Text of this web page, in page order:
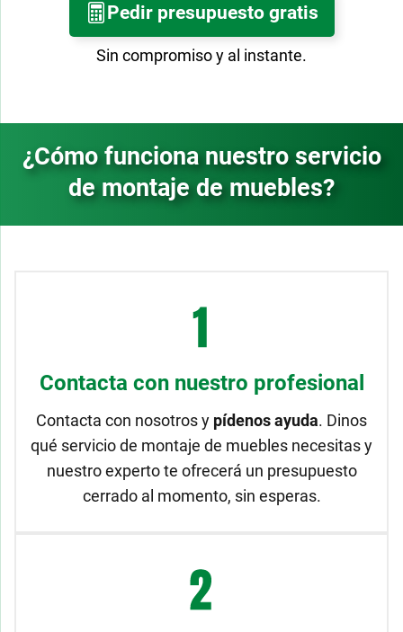
Pedir presupuesto gratis
Sin compromiso y al instante.
¿Cómo funciona nuestro servicio
de montaje de muebles?
Contacta con nuestro profesional
Contacta con nosotros y pídenos ayuda. Dinos
qué servicio de montaje de muebles necesitas y
nuestro experto te ofrecerá un presupuesto
cerrado al momento, sin esperas.